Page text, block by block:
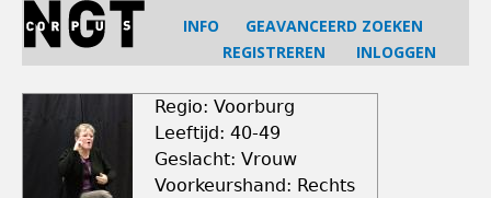
Jump
navigation
INFO
GEAVANCEERD ZOEKEN
REGISTREREN
INLOGGEN
Regio: Voorburg
Leeftijd: 40-49
Geslacht: Vrouw
Voorkeurshand: Rechts